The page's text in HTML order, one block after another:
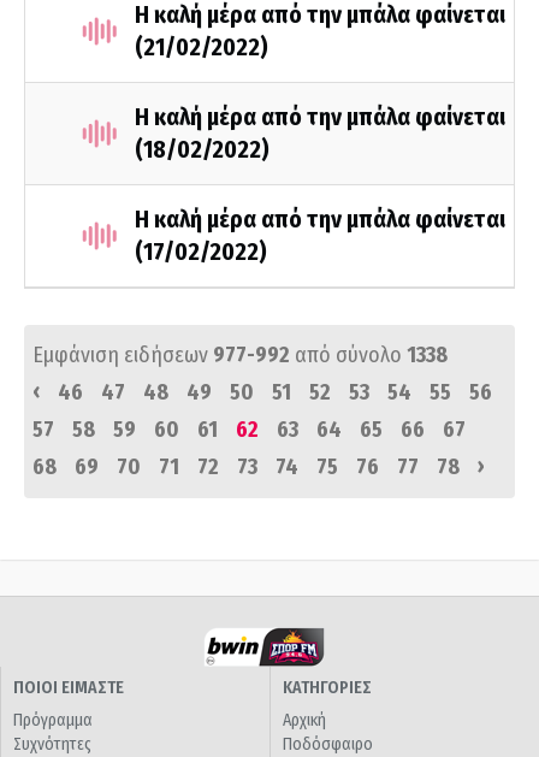
Η καλή μέρα από την μπάλα φαίνεται
(21/02/2022)
Η καλή μέρα από την μπάλα φαίνεται
(18/02/2022)
Η καλή μέρα από την μπάλα φαίνεται
(17/02/2022)
Εμφάνιση ειδήσεων 977-992 από σύνολο 1338
‹
46 47 48 49 50 51 52 53 54 55
56
57
58 59 60 61 62 63 64 65 66
67
68
69 70 71 72 73 74 75 76 77 78 ›
ΠΟΙΟΙ ΕΙΜΑΣΤΕ
Πρόγραμμα
Συχνότητες
ΚΑΤΗΓΟΡΙΕΣ
Αρχική
Ποδόσφαιρο